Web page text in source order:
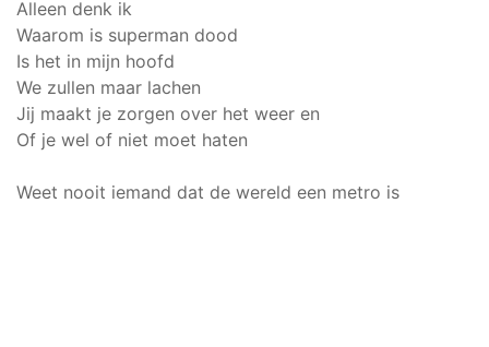
Alleen denk ik
Waarom is superman dood
Is het in mijn hoofd
We zullen maar lachen
Jij maakt je zorgen over het weer en
Of je wel of niet moet haten
Weet nooit iemand dat de wereld een metro is